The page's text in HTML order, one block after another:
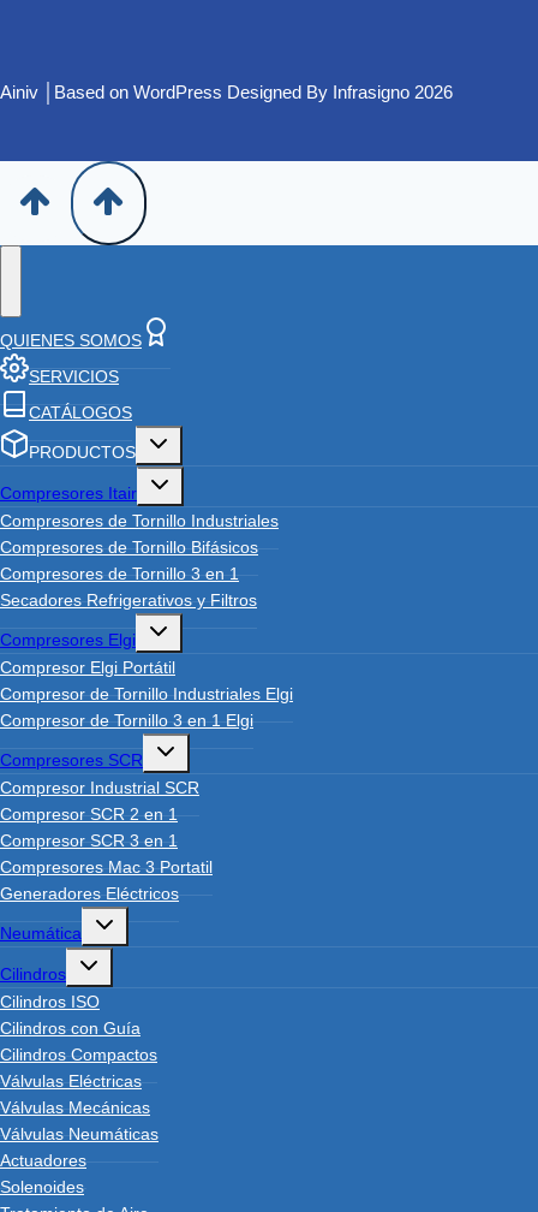
Ainiv │Based on WordPress Designed By Infrasigno 2026
QUIENES SOMOS
SERVICIOS
CATÁLOGOS
PRODUCTOS
Toggle
menu
Compresores Itair
Toggle
menu
Compresores de Tornillo Industriales
Compresores de Tornillo Bifásicos
Compresores de Tornillo 3 en 1
Secadores Refrigerativos y Filtros
Compresores Elgi
Toggle
menu
Compresor Elgi Portátil
Compresor de Tornillo Industriales Elgi
Compresor de Tornillo 3 en 1 Elgi
Compresores SCR
Toggle
menu
Compresor Industrial SCR
Compresor SCR 2 en 1
Compresor SCR 3 en 1
Compresores Mac 3 Portatil
Generadores Eléctricos
Neumática
Toggle
menu
Cilindros
Toggle
menu
Cilindros ISO
Cilindros con Guía
Cilindros Compactos
Válvulas Eléctricas
Válvulas Mecánicas
Válvulas Neumáticas
Actuadores
Solenoides